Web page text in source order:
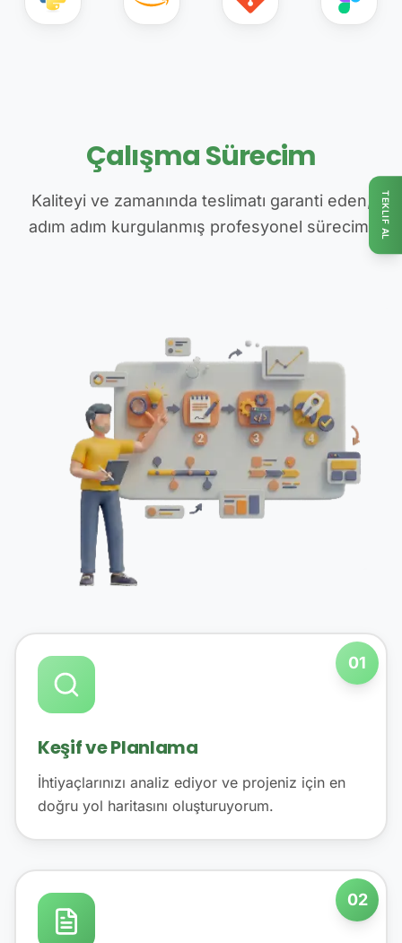
Çalışma Sürecim
Kaliteyi ve zamanında teslimatı garanti eden,
adım adım kurgulanmış profesyonel sürecim.
01
Keşif ve Planlama
İhtiyaçlarınızı analiz ediyor ve projeniz için en
doğru yol haritasını oluşturuyorum.
02
TEKLIF AL